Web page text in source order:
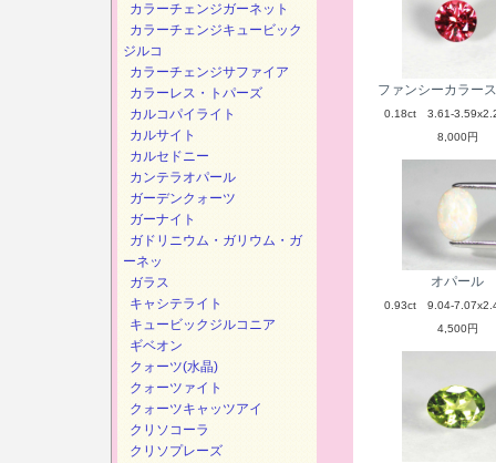
ファンシーカラー
0.18ct 3.61-
8,000円
オパール
0.93ct 9.04-
4,500円
カラーチェンジガーネット
カラーチェンジキュービック
ジルコ
カラーチェンジサファイア
カラーレス・トパーズ
カルコパイライト
カルサイト
カルセドニー
カンテラオパール
ガーデンクォーツ
ガーナイト
ガドリニウム・ガリウム・ガ
ーネッ
ガラス
キャシテライト
キュービックジルコニア
ギベオン
クォーツ(水晶)
クォーツァイト
クォーツキャッツアイ
クリソコーラ
クリソプレーズ